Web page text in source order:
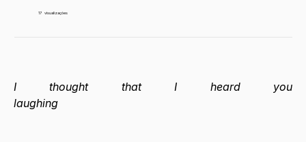
17 visualizações
I thought that I heard you
laughing